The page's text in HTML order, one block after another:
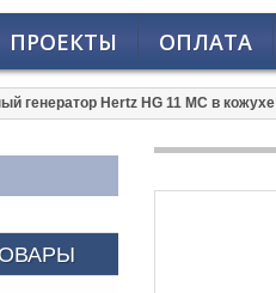
ПРОЕКТЫ ОПЛАТА
генератор Hertz HG 11 MC в кожухе